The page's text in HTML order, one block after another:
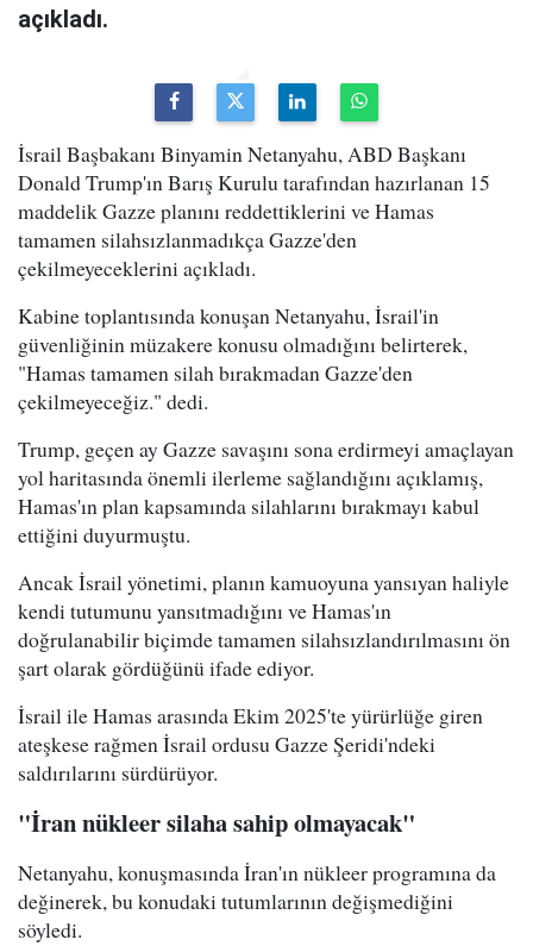
açıkladı.
İsrail Başbakanı Binyamin Netanyahu, ABD Başkanı
Donald Trump'ın Barış Kurulu tarafından hazırlanan 15
maddelik Gazze planını reddettiklerini ve Hamas
tamamen silahsızlanmadıkça Gazze'den
çekilmeyeceklerini açıkladı.
Kabine toplantısında konuşan Netanyahu, İsrail'in
güvenliğinin müzakere konusu olmadığını belirterek,
"Hamas tamamen silah bırakmadan Gazze'den
çekilmeyeceğiz." dedi.
Trump, geçen ay Gazze savaşını sona erdirmeyi amaçlayan
yol haritasında önemli ilerleme sağlandığını açıklamış,
Hamas'ın plan kapsamında silahlarını bırakmayı kabul
ettiğini duyurmuştu.
Ancak İsrail yönetimi, planın kamuoyuna yansıyan haliyle
kendi tutumunu yansıtmadığını ve Hamas'ın
doğrulanabilir biçimde tamamen silahsızlandırılmasını ön
şart olarak gördüğünü ifade ediyor.
İsrail ile Hamas arasında Ekim 2025'te yürürlüğe giren
ateşkese rağmen İsrail ordusu Gazze Şeridi'ndeki
saldırılarını sürdürüyor.
"İran nükleer silaha sahip olmayacak"
Netanyahu, konuşmasında İran'ın nükleer programına da
değinerek, bu konudaki tutumlarının değişmediğini
söyledi.